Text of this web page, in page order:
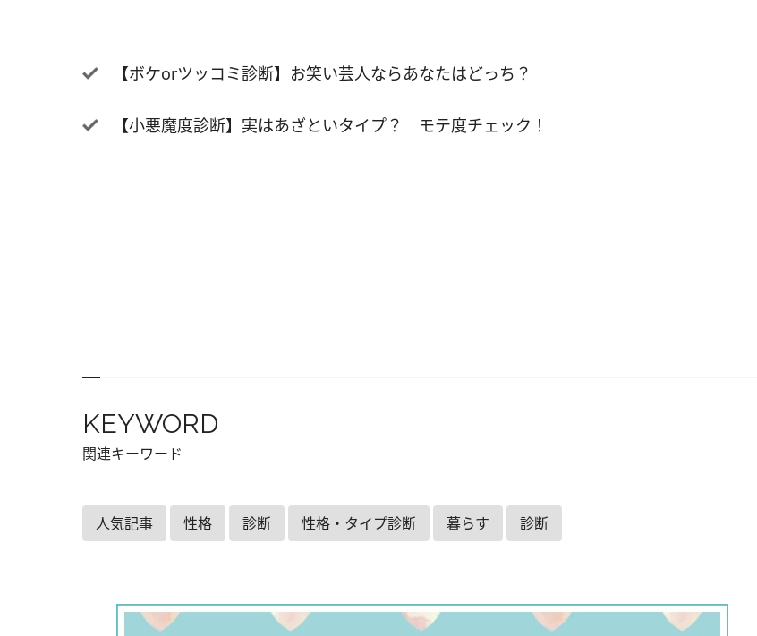
【ボケorツッコミ診断】お笑い芸人ならあなたはどっち？
【小悪魔度診断】実はあざといタイプ？ モテ度チェック！
KEYWORD
関連キーワード
人気記事 性格 診断 性格・タイプ診断 暮らす 診断